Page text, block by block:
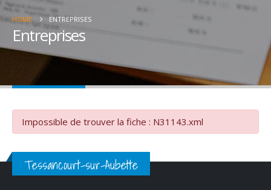
HOME ENTREPRISES
Entreprises
Impossible de trouver la fiche : N31143.xml
Tessancourt-sur-Aubette